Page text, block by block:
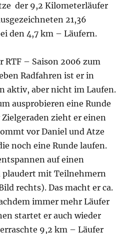
der 9,2 Kilometerläufer
21,36
den 4,7 km – Läufern.
RTF – Saison 2006 zum
Radfahren ist er in
aktiv, aber nicht im Laufen.
ausprobieren eine Runde
zieht er einen
vor Daniel und Atze
noch eine Runde laufen.
auf einen
plaudert mit Teilnehmern
rechts). Das macht er ca.
immer mehr Läufer
startet er auch wieder
9,2 km – Läufer